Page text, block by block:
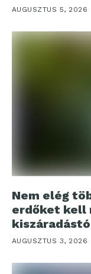
AUGUSZTUS 5, 2026
Nem elég
erdőket kell
AUGUSZTUS 3, 2026